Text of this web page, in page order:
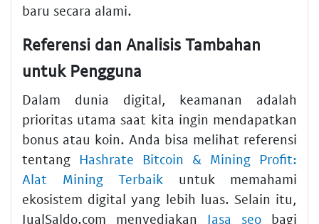
baru secara alami.
Referensi dan Analisis Tambahan
untuk Pengguna
Dalam dunia digital, keamanan adalah
prioritas utama saat kita ingin mendapatkan
bonus atau koin. Anda bisa melihat referensi
tentang Hashrate Bitcoin & Mining Profit:
Alat Mining Terbaik untuk memahami
ekosistem digital yang lebih luas. Selain itu,
JualSaldo.com menyediakan Jasa seo bagi